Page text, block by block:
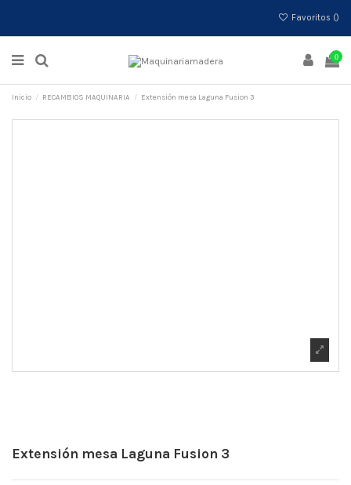
Favoritos ()
0
Inicio RECAMBIOS MAQUINARIA Extensión mesa Laguna Fusion 3
Extensión mesa Laguna Fusion 3